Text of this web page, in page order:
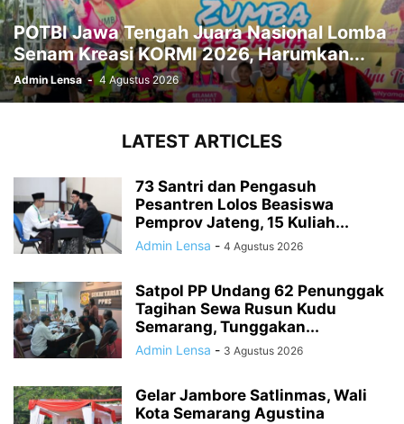
POTBI Jawa Tengah Juara Nasional Lomba
Senam Kreasi KORMI 2026, Harumkan...
Admin Lensa - 4 Agustus 2026
LATEST ARTICLES
73 Santri dan Pengasuh
Pesantren Lolos Beasiswa
Pemprov Jateng, 15 Kuliah...
Admin Lensa - 4 Agustus 2026
Satpol PP Undang 62 Penunggak
Tagihan Sewa Rusun Kudu
Semarang, Tunggakan...
Admin Lensa - 3 Agustus 2026
Gelar Jambore Satlinmas, Wali
Kota Semarang Agustina